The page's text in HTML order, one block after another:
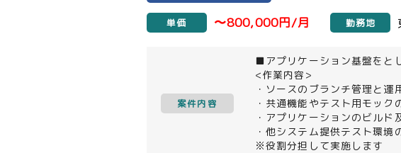
単価 〜800,000円/月 勤務地
案件内容
■アプリケーション基盤をと
<作業内容>
・ソースのブランチ管理と運
・共通機能やテスト用モック
・アプリケーションのビルド
・他システム提供テスト環境
※役割分担して実施します